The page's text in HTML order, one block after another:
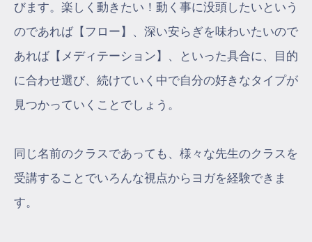
びます。楽しく動きたい！動く事に没頭したいという
のであれば【フロー】、深い安らぎを味わいたいので
あれば【メディテーション】、といった具合に、目的
に合わせ選び、続けていく中で自分の好きなタイプが
見つかっていくことでしょう。
同じ名前のクラスであっても、様々な先生のクラスを
受講することでいろんな視点からヨガを経験できま
す。